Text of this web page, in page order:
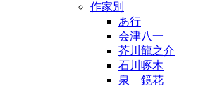
作家別
あ行
会津八一
芥川龍之介
石川啄木
泉 鏡花